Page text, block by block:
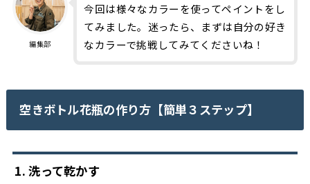
編集部
今回は様々なカラーを使ってペイントをし
てみました。迷ったら、まずは自分の好き
なカラーで挑戦してみてくださいね！
空きボトル花瓶の作り方【簡単３ステップ】
1. 洗って乾かす